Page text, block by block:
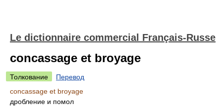
Le dictionnaire commercial Français-Russe
concassage et broyage
Толкование
Перевод
concassage et broyage
дробление и помол